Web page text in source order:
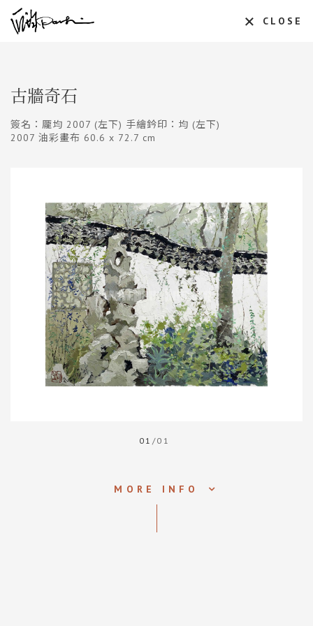
CLOSE
古牆奇石
簽名：龎均 2007 (左下) 手繪鈐印：均 (左下)
2007 油彩畫布 60.6 x 72.7 cm
01 /01
MORE INFO